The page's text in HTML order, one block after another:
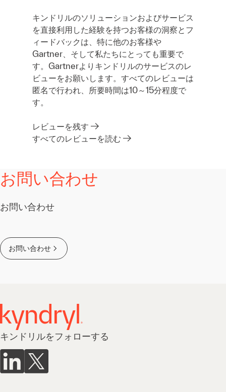
キンドリルのソリューションおよびサービス
を直接利用した経験を持つお客様の洞察とフ
ィードバックは、特に他のお客様や
Gartner、そして私たちにとっても重要で
す。Gartnerよりキンドリルのサービスのレ
ビューをお願いします。すべてのレビューは
匿名で行われ、所要時間は10～15分程度で
す。
レビューを残す
すべてのレビューを読む
お問い合わせ
お問い合わせ
お問い合わせ
キンドリルをフォローする